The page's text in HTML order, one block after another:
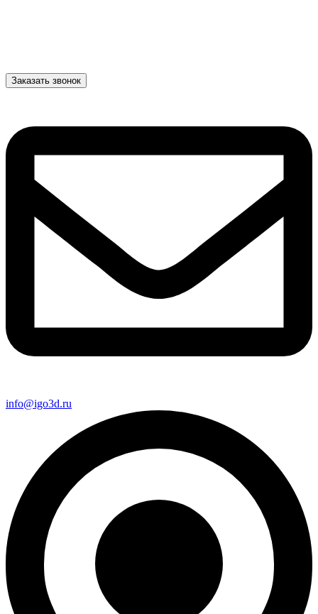
Заказать звонок
info@igo3d.ru